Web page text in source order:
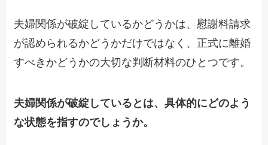
夫婦関係が破綻しているかどうかは、慰謝料請求
が認められるかどうかだけではなく、正式に離婚
すべきかどうかの大切な判断材料のひとつです。
夫婦関係が破綻しているとは、具体的にどのよう
な状態を指すのでしょうか。